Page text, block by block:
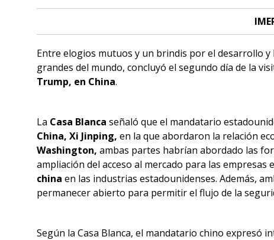
Entre elogios mutuos y un brindis por el desarrollo y
grandes del mundo, concluyó el segundo día de la
Trump, en China.
La Casa Blanca señaló que el mandatario
China, Xi Jinping, en la que abordaron la relación
Washington, ambas partes habrían abordado las
ampliación del acceso al mercado para las empresas
china en las industrias estadounidenses. Además,
permanecer abierto para permitir el flujo de la
Según la Casa Blanca, el mandatario chino expresó